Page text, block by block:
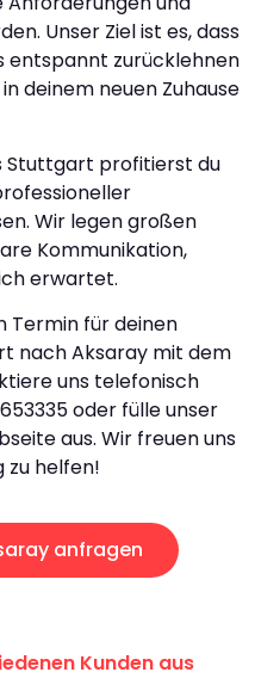
Unser Ziel ist es, dass
entspannt zurücklehnen
deinem neuen Zuhause
Stuttgart profitierst du
Wir legen großen
Kommunikation,
erwartet.
Termin für deinen
nach Aksaray mit dem
uns telefonisch
oder fülle unser
aus. Wir freuen uns
zu helfen!
anfragen
Kunden aus